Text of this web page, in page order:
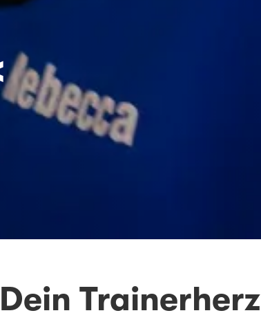
Trainerherz